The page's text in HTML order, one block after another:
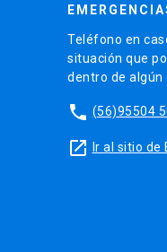
Teléfono en
situación que
dentro de algún
phone (56)95504
launch Ir al sitio de